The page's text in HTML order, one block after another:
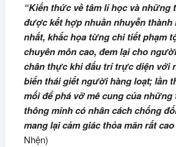
“Kiến thức về tâm lí học và những
được kết hợp nhuần nhuyễn thành
nhất, khắc họa từng chi tiết phạm
chuyên môn cao, đem lại cho
chân thực khi đấu trí trực diện với
biến thái giết người hàng loạt; lần
mối để phá vỡ mê cung của những
thông minh có nhân cách chống
mang lại cảm giác thỏa mãn rất
Nhện)